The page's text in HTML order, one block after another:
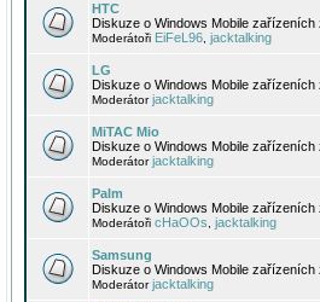
HTC
Diskuze o Windows Mobile
Moderátoři EiFeL96 jacktalking
LG
Diskuze o Windows Mobile zařízeních
Moderátorjacktalking
MiTAC Mio
Diskuze o Windows Mobile zařízeních
Moderátorjacktalking
Palm
Diskuze o Windows Mobile zařízeních
Moderátoři cHaOOs jacktalking
Samsung
Diskuze o Windows Mobile zařízeních
Moderátorjacktalking